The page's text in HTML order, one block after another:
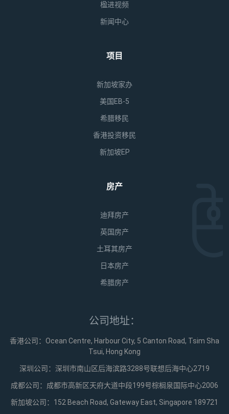
楹进视频
新闻中心
项目
新加坡家办
美国EB-5
希腊移民
香港投资移民
新加坡EP
房产
迪拜房产
英国房产
土耳其房产
日本房产
希腊房产
公司地址：
香港公司：Ocean Centre, Harbour City, 5 Canton Road, Tsim Sha
Tsui, Hong Kong
深圳公司：深圳市南山区后海滨路3288号联想后海中心2719
成都公司：成都市高新区天府大道中段199号棕榈泉国际中心2006
新加坡公司：152 Beach Road, Gateway East, Singapore 189721